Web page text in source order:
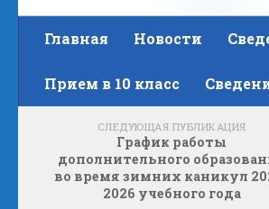
Главная Новости
Прием в 10 класс
СЛЕДУЮЩАЯ ПУБЛИКАЦИЯ
График работы
дополнительного
во время зимних каникул
2026 учебного года